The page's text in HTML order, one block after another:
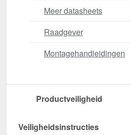
Meer datasheets
Raadgever
Montagehandleidingen
Productveiligheid
Veiligheidsinstructies